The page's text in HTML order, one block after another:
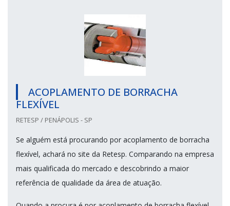
ACOPLAMENTO DE BORRACHA
FLEXÍVEL
RETESP / PENÁPOLIS - SP
Se alguém está procurando por acoplamento de borracha
flexível, achará no site da Retesp. Comparando na empresa
mais qualificada do mercado e descobrindo a maior
referência de qualidade da área de atuação.